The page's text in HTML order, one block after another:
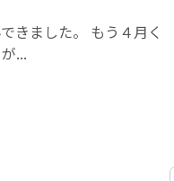
きました。 もう４月く
...